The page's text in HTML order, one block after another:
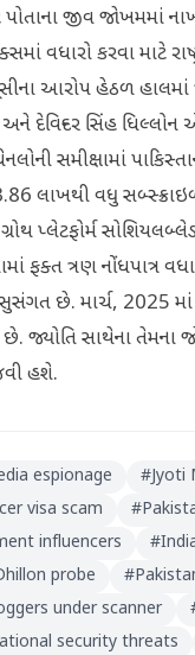
જીવ જોખમમાં
વધારો કરવા માટે
આરોપ હેઠળ હાલમાં
અને દેવિન્દર સિંહ
સમીક્ષામાં
લાખથી વધુ
પ્લેટફોર્મ
ફક્ત ત્રણ નોંધપાત્ર
છે. માર્ચ, 2025 માં
જ્યોતિ સાથેના
હશે.
espionage #Jyoti
visa scam #
influencers #
probe #
under scanner
security threats